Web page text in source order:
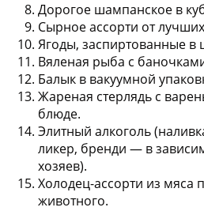
Дорогое шампанское в
Сырное ассорти от
Ягоды, заспиртованные в
Вяленая рыба с
Балык в вакуумной
Жареная стерлядь с
блюде.
Элитный алкоголь
ликер, бренди — в
хозяев).
Холодец-ассорти из
животного.